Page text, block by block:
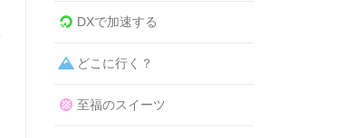
DXで加速する
どこに行く？
至福のスイーツ